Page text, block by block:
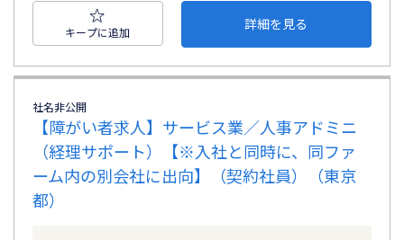
キープに追加
詳細を見る
社名非公開
【障がい者求人】サービス業／人事アドミニ
（経理サポート）【※入社と同時に、同ファ
ーム内の別会社に出向】（契約社員）（東京
都）